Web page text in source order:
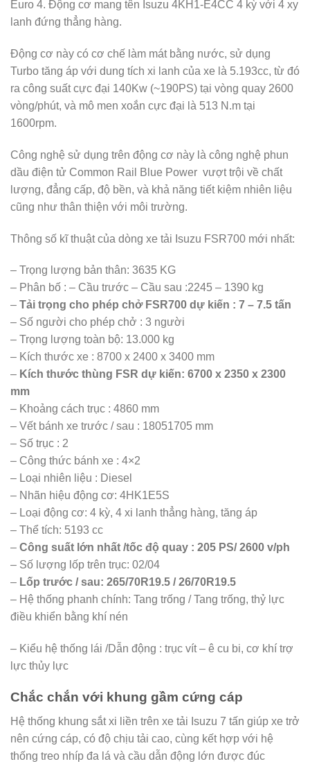
Euro 4. Động cơ mang tên Isuzu 4KH1-E4CC 4 kỳ với 4 xy
lanh đứng thẳng hàng.
Động cơ này có cơ chế làm mát bằng nước, sử dụng
Turbo tăng áp với dung tích xi lanh của xe là 5.193cc, từ đó
ra công suất cực đại 140Kw (~190PS) tại vòng quay 2600
vòng/phút, và mô men xoắn cực đại là 513 N.m tại
1600rpm.
Công nghệ sử dụng trên động cơ này là công nghệ phun
dầu điện tử Common Rail Blue Power vượt trội về chất
lượng, đẳng cấp, độ bền, và khả năng tiết kiệm nhiên liệu
cũng như thân thiện với môi trường.
Thông số kĩ thuật của dòng xe tải Isuzu FSR700 mới nhất:
– Trọng lượng bản thân: 3635 KG
– Phân bố : – Cầu trước – Cầu sau :2245 – 1390 kg
– Tải trọng cho phép chở FSR700 dự kiến : 7 – 7.5 tấn
– Số người cho phép chở : 3 người
– Trọng lượng toàn bộ: 13.000 kg
– Kích thước xe : 8700 x 2400 x 3400 mm
– Kích thước thùng FSR dự kiến: 6700 x 2350 x 2300
mm
– Khoảng cách trục : 4860 mm
– Vết bánh xe trước / sau : 18051705 mm
– Số trục : 2
– Công thức bánh xe : 4×2
– Loại nhiên liệu : Diesel
– Nhãn hiệu động cơ: 4HK1E5S
– Loại động cơ: 4 kỳ, 4 xi lanh thẳng hàng, tăng áp
– Thể tích: 5193 cc
– Công suất lớn nhất /tốc độ quay : 205 PS/ 2600 v/ph
– Số lượng lốp trên trục: 02/04
– Lốp trước / sau: 265/70R19.5 / 26/70R19.5
– Hệ thống phanh chính: Tang trống / Tang trống, thỷ lực
điều khiển bằng khí nén
– Kiểu hệ thống lái /Dẫn động : trục vít – ê cu bi, cơ khí trợ
lực thủy lực
Chắc chắn với khung gầm cứng cáp
Hệ thống khung sắt xi liền trên xe tải Isuzu 7 tấn giúp xe trở
nên cứng cáp, có độ chịu tải cao, cùng kết hợp với hệ
thống treo nhíp đa lá và cầu dẫn động lớn được đúc